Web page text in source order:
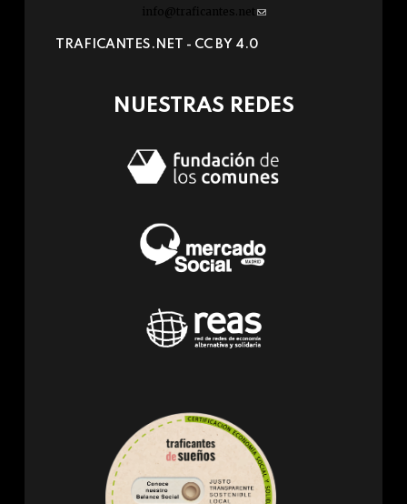
info@traficantes.net (link
e-
TRAFICANTES.NET - CC BY 4.0
NUESTRAS REDES